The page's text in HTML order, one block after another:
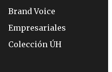
Brand Voice
Empresariales
Colección ÚH